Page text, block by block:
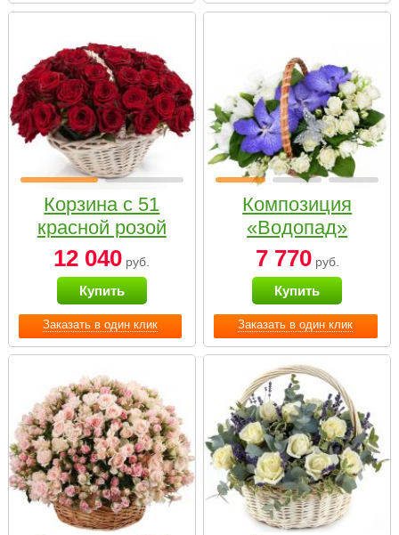
Заказать в один клик
Корзина с 51
красной розой
12 040 руб.
Купить
Заказать в один клик
Композиция
«Водопад»
7 770руб.
Купить